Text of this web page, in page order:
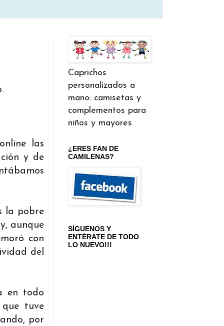
las
y de
la pobre
aunque
con
del
en todo
tuve
por
Caprichos
personalizados a
mano: camisetas y
complementos para
niños y mayores
¿ERES FAN DE
CAMILENAS?
SÍGUENOS Y
ENTÉRATE DE TODO
LO NUEVO!!!